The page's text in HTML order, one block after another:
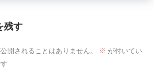
残す
開されることはありません。 ※ が付いてい